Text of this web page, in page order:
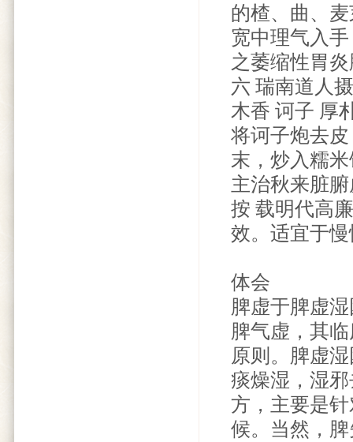
的楂、曲、
宽中理气入
之萎缩性胃
六 瑞南道人
木香 诃子 厚
将诃子炮去
末，炒入糯
主治秋来脏
按 载明代高
效。适宜于
体会
脾虚于脾虚
脾气虚，其
原则。脾虚
痰燥湿，湿
方，主要是
候。当然，